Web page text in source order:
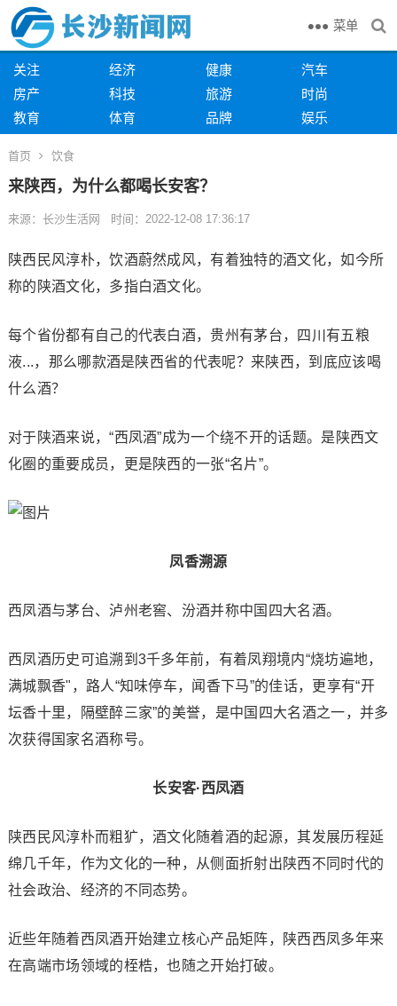
菜单
关注 经济 健康
汽车
房产
科技 旅游
时尚
教育
体育 品牌 娱乐
首页 饮食
来陕西，为什么都喝长安客？
来源：长沙生活网 时间：2022-12-08 17:36:17
陕西民风淳朴，饮酒蔚然成风，有着独特的酒文化，如今所
称的陕酒文化，多指白酒文化。
每个省份都有自己的代表白酒，贵州有茅台，四川有五粮
液...，那么哪款酒是陕西省的代表呢？来陕西，到底应该喝
什么酒？
对于陕酒来说，“西凤酒”成为一个绕不开的话题。是陕西文
化圈的重要成员，更是陕西的一张“名片”。
凤香溯源
西凤酒与茅台、泸州老窖、汾酒并称中国四大名酒。
西凤酒历史可追溯到3千多年前，有着凤翔境内“烧坊遍地，
满城飘香"，路人“知味停车，闻香下马”的佳话，更享有“开
坛香十里，隔壁醉三家”的美誉，是中国四大名酒之一，并多
次获得国家名酒称号。
长安客·西凤酒
陕西民风淳朴而粗犷，酒文化随着酒的起源，其发展历程延
绵几千年，作为文化的一种，从侧面折射出陕西不同时代的
社会政治、经济的不同态势。
近些年随着西凤酒开始建立核心产品矩阵，陕西西凤多年来
在高端市场领域的桎梏，也随之开始打破。